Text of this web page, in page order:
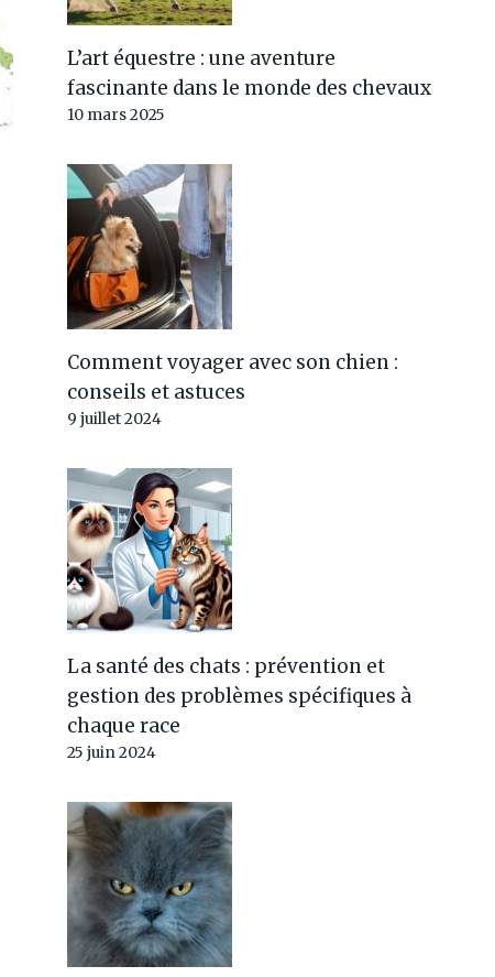
L’art équestre : une aventure
fascinante dans le monde des chevaux
10 mars 2025
Comment voyager avec son chien :
conseils et astuces
9 juillet 2024
La santé des chats : prévention et
gestion des problèmes spécifiques à
chaque race
25 juin 2024